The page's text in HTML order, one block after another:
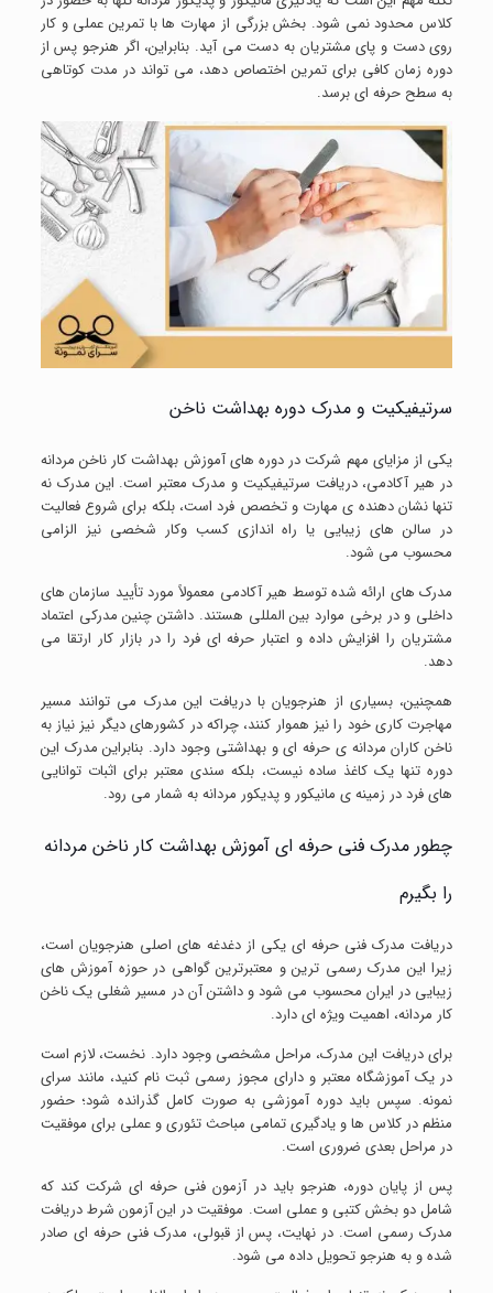
کلاس محدود نمی شود. بخش بزرگی از مهارت ها با تمرین عملی و کار
روی دست و پای مشتریان به دست می آید. بنابراین، اگر هنرجو پس از
دوره زمان کافی برای تمرین اختصاص دهد، می تواند در مدت کوتاهی
به سطح حرفه ای برسد.
سرتیفیکیت و مدرک دوره بهداشت ناخن
یکی از مزایای مهم شرکت در دوره های آموزش بهداشت کار ناخن مردانه
در هیر آکادمی، دریافت سرتیفیکیت و مدرک معتبر است. این مدرک نه
تنها نشان دهنده ی مهارت و تخصص فرد است، بلکه برای شروع فعالیت
در سالن های زیبایی یا راه اندازی کسب وکار شخصی نیز الزامی
محسوب می شود.
مدرک های ارائه شده توسط هیر آکادمی معمولاً مورد تأیید سازمان های
داخلی و در برخی موارد بین المللی هستند. داشتن چنین مدرکی اعتماد
مشتریان را افزایش داده و اعتبار حرفه ای فرد را در بازار کار ارتقا می
دهد.
همچنین، بسیاری از هنرجویان با دریافت این مدرک می توانند مسیر
مهاجرت کاری خود را نیز هموار کنند، چراکه در کشورهای دیگر نیز نیاز به
ناخن کاران مردانه ی حرفه ای و بهداشتی وجود دارد. بنابراین مدرک این
دوره تنها یک کاغذ ساده نیست، بلکه سندی معتبر برای اثبات توانایی
های فرد در زمینه ی مانیکور و پدیکور مردانه به شمار می رود.
چطور مدرک فنی حرفه ای آموزش بهداشت کار ناخن مردانه
را بگیرم
دریافت مدرک فنی حرفه ای یکی از دغدغه های اصلی هنرجویان است،
زیرا این مدرک رسمی ترین و معتبرترین گواهی در حوزه آموزش های
زیبایی در ایران محسوب می شود و داشتن آن در مسیر شغلی یک ناخن
کار مردانه، اهمیت ویژه ای دارد.
برای دریافت این مدرک، مراحل مشخصی وجود دارد. نخست، لازم است
در یک آموزشگاه معتبر و دارای مجوز رسمی ثبت نام کنید، مانند سرای
نمونه. سپس باید دوره آموزشی به صورت کامل گذرانده شود؛ حضور
منظم در کلاس ها و یادگیری تمامی مباحث تئوری و عملی برای موفقیت
در مراحل بعدی ضروری است.
پس از پایان دوره، هنرجو باید در آزمون فنی حرفه ای شرکت کند که
شامل دو بخش کتبی و عملی است. موفقیت در این آزمون شرط دریافت
مدرک رسمی است. در نهایت، پس از قبولی، مدرک فنی حرفه ای صادر
شده و به هنرجو تحویل داده می شود.